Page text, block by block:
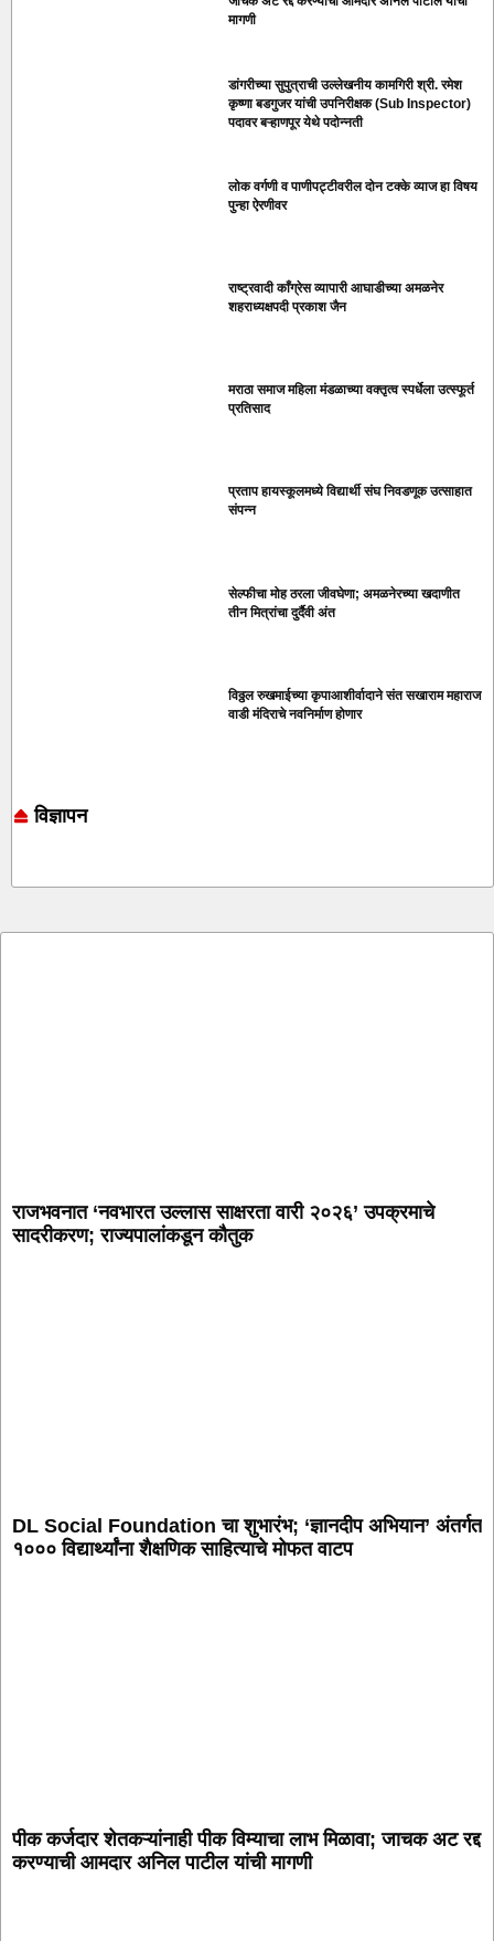
मागणी
डांगरीच्या सुपुत्राची उल्लेखनीय कामगिरी श्री. रमेश
कृष्णा बडगुजर यांची उपनिरीक्षक (Sub Inspector)
पदावर बऱ्हाणपूर येथे पदोन्नती
लोक वर्गणी व पाणीपट्टीवरील दोन टक्के व्याज हा विषय
पुन्हा ऐरणीवर
राष्ट्रवादी काँग्रेस व्यापारी आघाडीच्या अमळनेर
शहराध्यक्षपदी प्रकाश जैन
मराठा समाज महिला मंडळाच्या वक्तृत्व स्पर्धेला उत्स्फूर्त
प्रतिसाद
प्रताप हायस्कूलमध्ये विद्यार्थी संघ निवडणूक उत्साहात
संपन्न
सेल्फीचा मोह ठरला जीवघेणा; अमळनेरच्या खदाणीत
तीन मित्रांचा दुर्दैवी अंत
विठ्ठल रुखमाईच्या कृपाआशीर्वादाने संत सखाराम महाराज
वाडी मंदिराचे नवनिर्माण होणार
विज्ञापन
राजभवनात ‘नवभारत उल्लास साक्षरता वारी २०२६’ उपक्रमाचे
सादरीकरण; राज्यपालांकडून कौतुक
DL Social Foundation चा शुभारंभ; ‘ज्ञानदीप अभियान’ अंतर्गत
१००० विद्यार्थ्यांना शैक्षणिक साहित्याचे मोफत वाटप
पीक कर्जदार शेतकऱ्यांनाही पीक विम्याचा लाभ मिळावा; जाचक अट रद्द
करण्याची आमदार अनिल पाटील यांची मागणी